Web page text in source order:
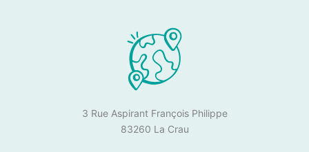
3 Rue Aspirant François Philippe
83260 La Crau